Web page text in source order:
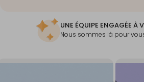
UNE ÉQUIPE ENGAGÉE À
Nous sommes là pour